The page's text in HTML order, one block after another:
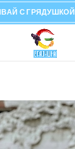
С ГРЯДУШКОЙ